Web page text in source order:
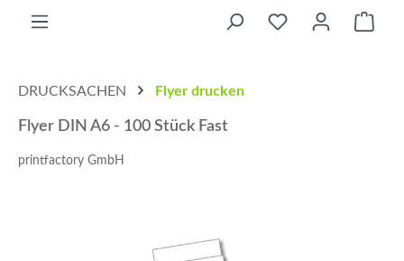
DRUCKSACHEN Flyer drucken
Flyer DIN A6 - 100 Stück Fast
printfactory GmbH